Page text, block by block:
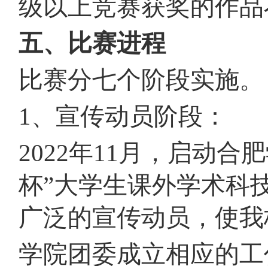
级以上竞赛获奖的作
五、比赛进程
比赛分七个阶段实施。
1、宣传动员阶段：
2022年11月，启动合
杯”大学生课外学术科
广泛的宣传动员，使
学院团委成立相应的